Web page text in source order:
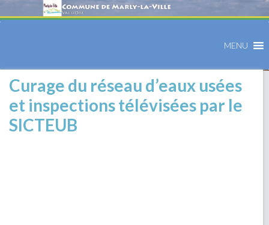
MENU
Curage du réseau d’eaux usées
et inspections télévisées par le
SICTEUB